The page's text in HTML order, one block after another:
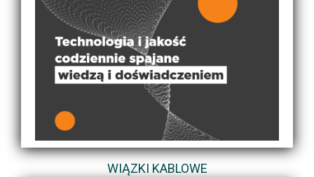
WIĄZKI KABLOWE